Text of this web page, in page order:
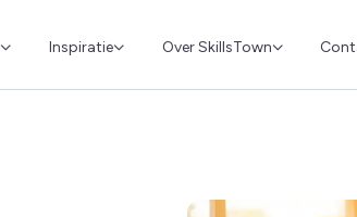
Inspiratie Over SkillsTown